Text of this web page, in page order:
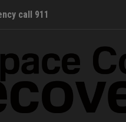
call 911